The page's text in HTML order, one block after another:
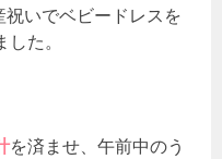
いでベビードレスを
た。
を済ませ、午前中のう